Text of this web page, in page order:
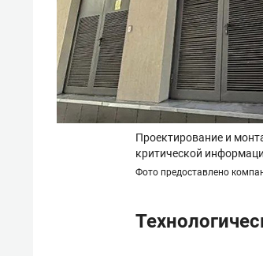
Проектирование и
критической
Фото предоставлено